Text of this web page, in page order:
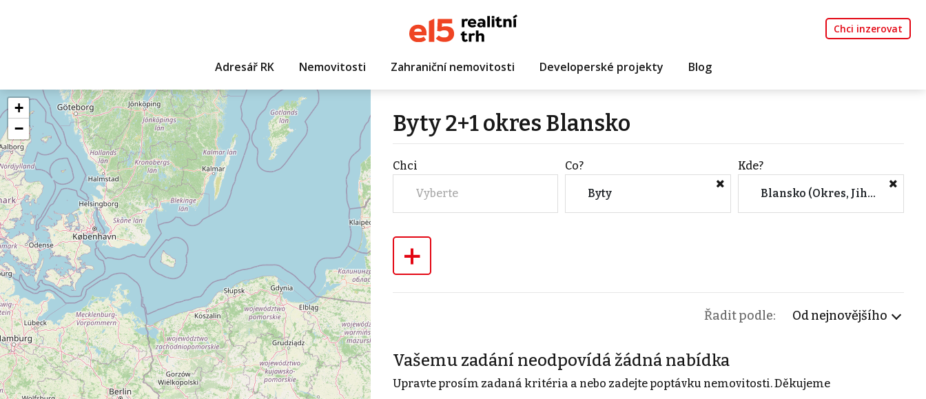
Chci inzerovat
Adresář RK Nemovitosti Zahraniční nemovitosti Developerské projekty Blog
+
−
Byty 2+1 okres Blansko
Chci
Vyberte
Co?
Byty
Kde?
Blansko (Okres, Jihomoravský kraj)
+
Řadit podle: Od nejnovějšího
Vašemu zadání neodpovídá žádná nabídka
Upravte prosím zadaná kritéria a nebo zadejte poptávku nemovitosti. Děkujeme